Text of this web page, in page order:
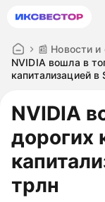
Акция:
📰 Новости и
NVIDIA вошла в
капитализацией в
NVIDIA
дорогих
трлн